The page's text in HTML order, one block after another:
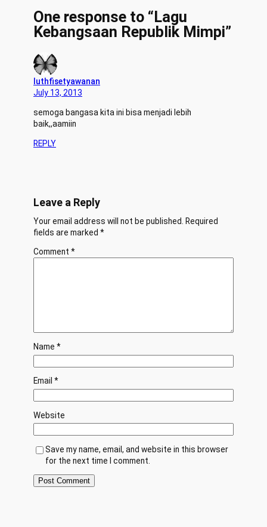
One response to “Lagu
Kebangsaan Republik Mimpi”
luthfisetyawanan
July 13, 2013
semoga bangasa kita ini bisa menjadi lebih
baik,,aamiin
REPLY
Leave a Reply
Your email address will not be published.
Required
fields are marked *
Comment *
Name *
Email *
Website
Save my name, email, and website in this browser
for the next time I comment.